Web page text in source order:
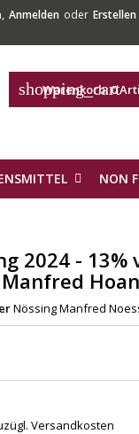
Anmelden oder
shopping_cart
Warenkorb:0
NON
2024 - 13%
Nössing Manfred
Versandkosten